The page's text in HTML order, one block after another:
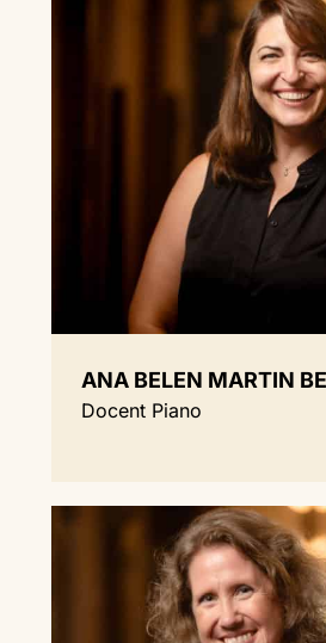
ANA BELEN MARTIN
Docent Piano